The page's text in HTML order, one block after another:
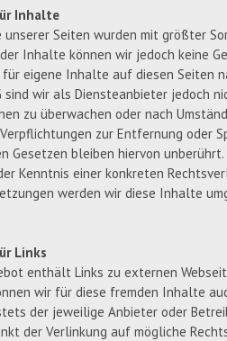
Inhalte
unserer Seiten wurden mit größter
Inhalte können wir jedoch keine
für eigene Inhalte auf diesen Seiten
sind wir als Diensteanbieter jedoch
zu überwachen oder nach
zur Entfernung oder
Gesetzen bleiben hiervon
Kenntnis einer konkreten
werden wir diese Inhalte
Links
enthält Links zu externen
wir für diese fremden Inhalte
der jeweilige Anbieter oder
der Verlinkung auf mögliche